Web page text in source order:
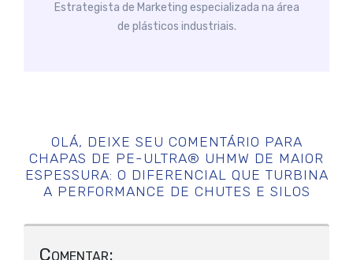
Estrategista de Marketing especializada na área
de plásticos industriais.
OLÁ, DEIXE SEU COMENTÁRIO PARA
CHAPAS DE PE-ULTRA® UHMW DE MAIOR
ESPESSURA: O DIFERENCIAL QUE TURBINA
A PERFORMANCE DE CHUTES E SILOS
Comentar: